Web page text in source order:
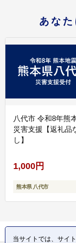
あな
八代市 令和8年熊
災害支援【返礼品
し】
1,000円
熊本県 八代市
当サイトでは、サイ